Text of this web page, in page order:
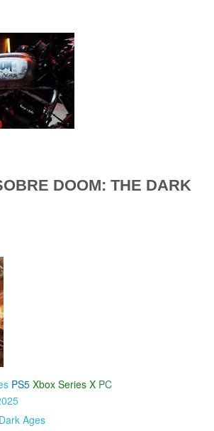
DOOM: THE DARK
PS5 Xbox Series X PC
Ages